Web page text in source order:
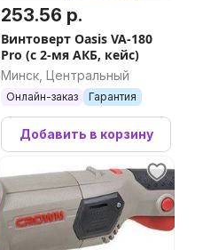
253.56 р.
Винтоверт Oasis VA-180
Pro (с 2-мя АКБ, кейс)
Минск, Центральный
Онлайн-заказ Гарантия
Добавить в корзину